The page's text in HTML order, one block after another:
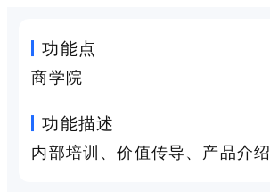
功能点
商学院
功能描述
内部培训、价值传导、产品介绍